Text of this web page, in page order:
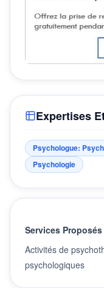
Expertises
Psychologue:
Psychologie
Services Proposés
Activités de
psychologiques